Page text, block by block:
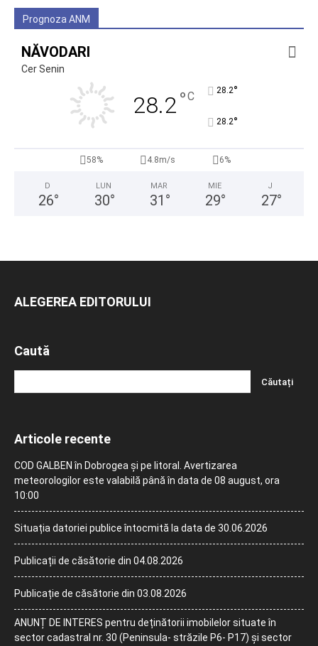
Prognoza ANM
NĂVODARI
Cer Senin
28.2°C 28.2°
28.2°
58% 4.8m/s 6%
D
26°
LUN
30°
MAR
31 °
MIE
29°
J
27°
ALEGEREA EDITORULUI
Caută
Articole recente
COD GALBEN în Dobrogea și pe litoral. Avertizarea
meteorologilor este valabilă până în data de 08 august, ora
10:00
Situația datoriei publice întocmită la data de 30.06.2026
Publicații de căsătorie din 04.08.2026
Publicație de căsătorie din 03.08.2026
ANUNȚ DE INTERES pentru deținătorii imobilelor situate în
sector cadastral nr. 30 (Peninsula- străzile P6- P17) și sector